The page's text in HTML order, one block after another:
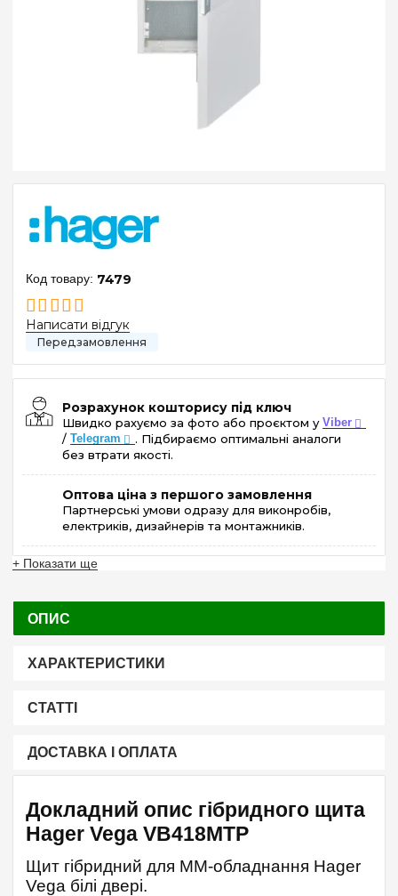
7479
Написати відгук
Розрахунок кошторису під ключ
Швидко рахуємо за фото або проєктом у Viber
/ Telegram
. Підбираємо оптимальні аналоги
без втрати якості.
Оптова ціна з першого замовлення
Партнерські умови одразу для виконробів,
електриків, дизайнерів та монтажників.
+ Показати ще
ОПИС
ХАРАКТЕРИСТИКИ
СТАТТІ
ДОСТАВКА І ОПЛАТА
Докладний опис гібридного щита
Hager Vega VB418MTP
Щит гібридний для ММ-обладнання Hager
Vega білі двері.